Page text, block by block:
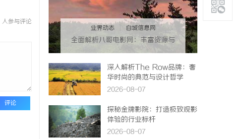
人参与评论
评论
业界动态 白城信息网
全面解析八哥电影网：丰富资源与
优质观影体验的终极指南
深入解析The Row品牌：奢
华时尚的典范与设计哲学
2026-08-07
探秘金牌影院：打造极致观影
体验的行业标杆
2026-08-07